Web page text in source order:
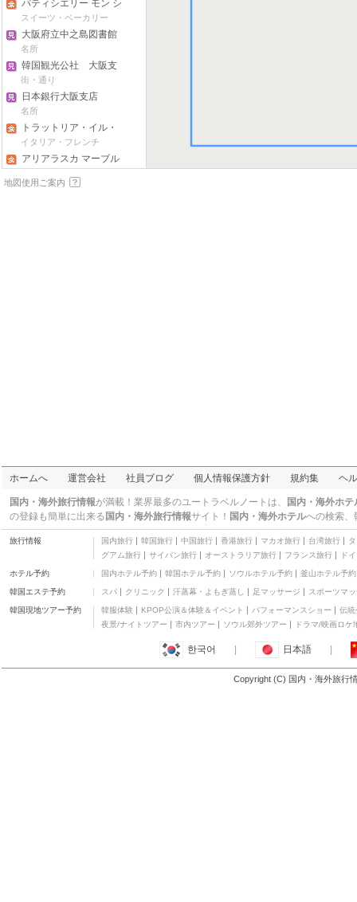
パティシエリー モン シ
ュシュ（堂島本店）
スイーツ・ベーカリー
大阪府立中之島図書館
名所
韓国観光公社 大阪支
社
街・通り
日本銀行大阪支店
名所
トラットリア・イル・
グラディーノ
イタリア・フレンチ
アリアラスカ マーブル
トレ
graf fudo
パティスリー アンジェ
ラ（本町店）
スイーツ・ベーカリー
"R" Riverside Grill &
BEER GARDEN
焼肉・韓国料理
チュカテ
イタリア・フレンチ
カフェ
（食）ましか Platform
of "EAT"
洋食
ダイニングバー
地図使用ご案内
ホームへ 運営会社 社員ブログ 個人情報保護方針 規約集 ヘ
国内・海外旅行情報が満載！業界最多のユートラベルノートは、
国内・海外ホ
の登録も簡単に出来る 国内・海外旅行情報サイト！ 国内・海外ホテルへの検索、
旅行情報 国内旅行 韓国旅行 中国旅行 香港旅行 マカオ旅行 台湾旅行
グアム旅行
サイパン旅行 オーストラリア旅行 フランス旅行 ド
ホテル予約 国内ホテル予約 韓国ホテル予約 ソウルホテル予約 釜山ホテル予約
韓国エステ予約 スパ クリニック 汗蒸幕・よもぎ蒸し 足マッサージ スポーツマ
韓国現地ツアー予約 韓服体験 KPOP公演＆体験＆イベント パフォーマンスショー
伝統
夜景/ナイトツアー
市内ツアー ソウル郊外ツアー ドラマ/映画ロケ
한국어 日本語
Copyright (C) 国内・海外旅行